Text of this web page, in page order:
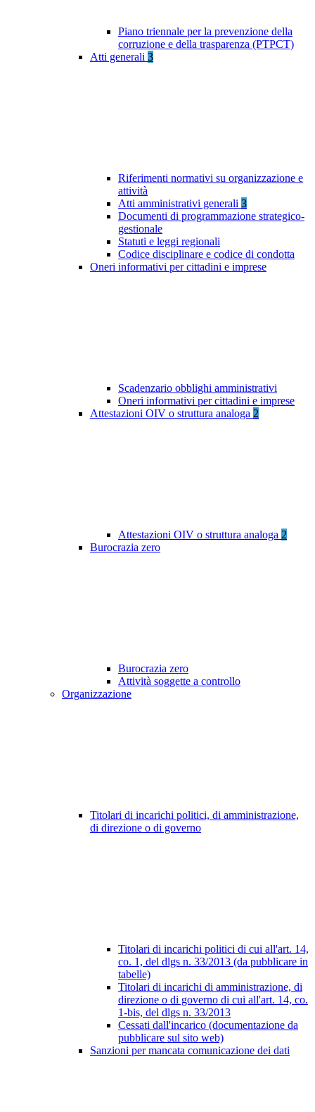
Piano triennale per la prevenzione della
corruzione e della trasparenza (PTPCT)
Atti generali 3
Riferimenti normativi su organizzazione e
attività
Atti amministrativi generali 3
Documenti di programmazione strategico-
gestionale
Statuti e leggi regionali
Codice disciplinare e codice di condotta
Oneri informativi per cittadini e imprese
Scadenzario obblighi amministrativi
Oneri informativi per cittadini e imprese
Attestazioni OIV o struttura analoga 2
Attestazioni OIV o struttura analoga 2
Burocrazia zero
Burocrazia zero
Attività soggette a controllo
Organizzazione
Titolari di incarichi politici, di amministrazione,
di direzione o di governo
Titolari di incarichi politici di cui all'art. 14,
co. 1, del dlgs n. 33/2013 (da pubblicare in
tabelle)
Titolari di incarichi di amministrazione, di
direzione o di governo di cui all'art. 14, co.
1-bis, del dlgs n. 33/2013
Cessati dall'incarico (documentazione da
pubblicare sul sito web)
Sanzioni per mancata comunicazione dei dati